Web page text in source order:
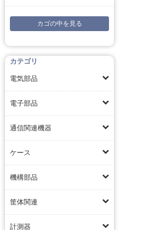
カゴの中を見る
カテゴリ
電気部品
電子部品
通信関連機器
ケース
機構部品
筐体関連
計測器